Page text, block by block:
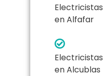
Electricistas
en Alfafar
Electricistas
en Alcublas